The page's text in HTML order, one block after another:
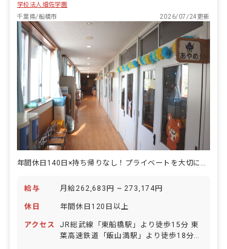
わりをモットーに心の保育を実践しま
す。 ・感性豊かな心を持った子どもを育
む ・自ら考え判断し行動できる子どもを
育む ・遊びを通してやりたいことを見つ
けられる子どもを育む ■保育のこだわり
・お母様と離れて長い時間を過ごす子ど
もたちにとって、保育施設の在り方は非
常に重要です。働きやすい環境には人間
関係はとても重要な要素のひとつ。常に
あなた自身のベストを尽くしてほしいと
いう思いから、人柄重視で採用を行いま
す。新しいスタートを切る当園で、素敵
なアイデアや想いによる、理想の保育園
づくりを一緒に実現していきましょう！
・子どもたちがふと見上げたとき、常に
活を整えていきます。また、安心して過
ごすことのできる環境の中で、子どもた
りのままの姿を受け止めながら「感性豊
かな心‧思いやりの心」を育むことを目
学校法人畑佐学園
千葉県/船橋市
2026/07/24更新
年間休日140日×持ち帰りなし！プライベートを大切に働きやすい環境です
給与 月給262,683円 ~ 273,174円
休日 年間休日120日以上
アクセス
JR総武線「東船橋駅」より徒歩15分 東
葉高速鉄道「飯山満駅」より徒歩18分